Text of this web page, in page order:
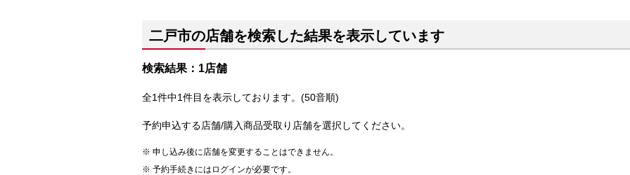
二戸市の店舗を検索した結果を表示しています
検索結果：1店舗
全1件中1件目を表示しております。(50音順)
予約申込する店舗/購入商品受取り店舗を選択してください。
申し込み後に店舗を変更することはできません。
予約手続きにはログインが必要です。